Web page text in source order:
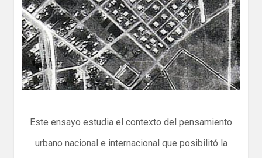
Este ensayo estudia el contexto del pensamiento
urbano nacional e internacional que posibilitó la